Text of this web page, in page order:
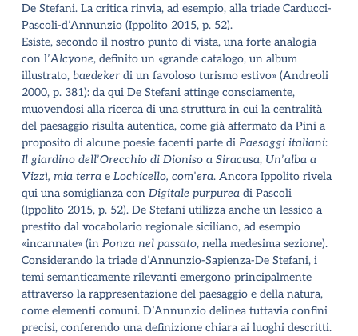
De Stefani. La critica rinvia, ad esempio, alla triade Carducci-
Pascoli-d’Annunzio (Ippolito 2015, p. 52).
Esiste, secondo il nostro punto di vista, una forte analogia
con l’Alcyone, definito un «grande catalogo, un album
illustrato, baedekerdi un favoloso turismo estivo» (Andreoli
2000, p. 381): da qui De Stefani attinge consciamente,
muovendosi alla ricerca di una struttura in cui la centralità
del paesaggio risulta autentica, come già affermato da Pini a
proposito di alcune poesie facenti parte di Paesaggi italiani:
Il giardino dell’Orecchio di Dioniso a Siracusa, Un’alba a
Vizzì, mia terrae Lochicello, com’era. Ancora Ippolito rivela
qui una somiglianza con Digitale purpureadi Pascoli
(Ippolito 2015, p. 52). De Stefani utilizza anche un lessico a
prestito dal vocabolario regionale siciliano, ad esempio
«incannate» (in Ponza nel passato, nella medesima sezione).
Considerando la triade d’Annunzio-Sapienza-De Stefani, i
temi semanticamente rilevanti emergono principalmente
attraverso la rappresentazione del paesaggio e della natura,
come elementi comuni. D’Annunzio delinea tuttavia confini
precisi, conferendo una definizione chiara ai luoghi descritti.